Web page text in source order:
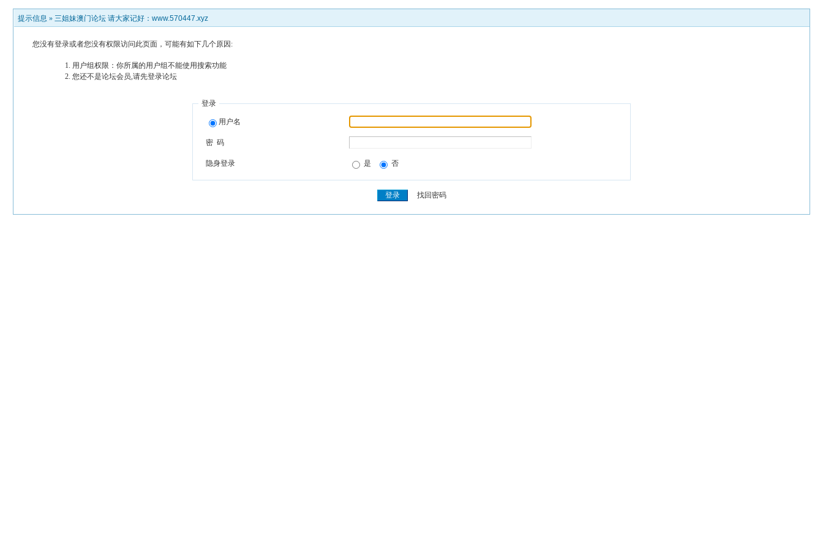
提示信息 » 三姐妹澳门论坛 请大家记好：www.570447.xyz
您没有登录或者您没有权限访问此页面，可能有如下几个原因:
用户组权限：你所属的用户组不能使用搜索功能
您还不是论坛会员,请先登录论坛
登录
用户名
密 码
隐身登录 是 否
找回密码